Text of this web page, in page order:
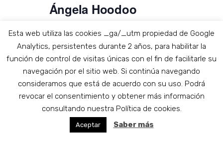
Ángela Hoodoo
España
Adquirir Entradas
VIE
18
Esta web utiliza las cookies _ga/_utm propiedad de Google
Analytics, persistentes durante 2 años, para habilitar la
función de control de visitas únicas con el fin de facilitarle su
navegación por el sitio web. Si continúa navegando
consideramos que está de acuerdo con su uso. Podrá
revocar el consentimiento y obtener más información
consultando nuestra Política de cookies.
Aceptar Saber más